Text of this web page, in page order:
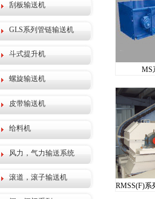
刮板输送机
GLS系列管链输送机
斗式提升机
螺旋输送机
皮带输送机
给料机
风力，气力输送系统
滚道，滚子输送机
MS
RMSS(F)系